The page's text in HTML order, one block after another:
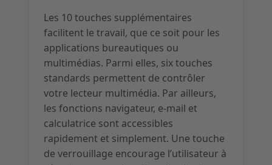
Les 10 touches supplémentaires
facilitent le travail, que ce soit pour les
applications bureautiques ou
multimédias. Parmi elles, six touches
standards permettent de contrôler
votre lecteur multimédia. Par ailleurs,
les fonctions navigateur, e-mail et
calculatrice sont accessibles
rapidement et simplement. Une touche
de verrouillage encourage l’utilisateur à